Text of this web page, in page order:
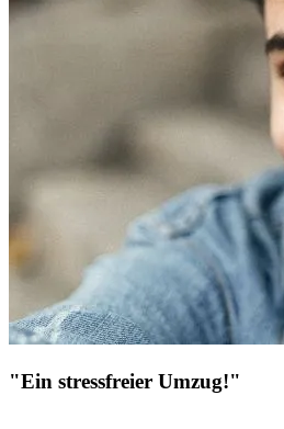
"Ein stressfreier Umzug!"